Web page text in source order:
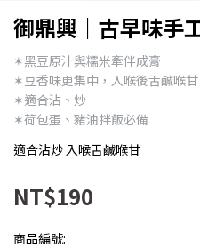
御鼎興｜古早味手
✶黑豆原汁與糯米牽伴成膏
✶豆香味更集中，入喉後舌鹹喉甘
✶適合沾、炒
✶荷包蛋、豬油拌飯必備
適合沾炒 入喉舌鹹喉甘
NT$190
商品編號: